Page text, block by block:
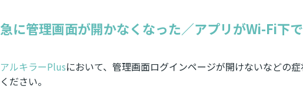
急に管理画面が開かなくなった／アプリがWi-Fi下
アルキラーPlusにおいて、管理画面ログインページが開けないなどの
ください。